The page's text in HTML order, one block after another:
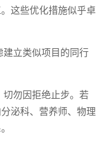
这些优化措施似乎卓
建立类似项目的同行
切勿因拒绝止步。若
泌科、营养师、物理